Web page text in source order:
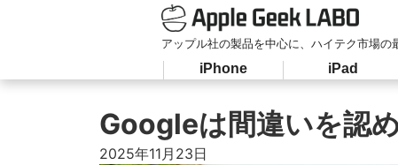
アップル社の製品を中心に、ハイテク市場の
iPhone iPad
Googleは間違いを認
2025年11月23日